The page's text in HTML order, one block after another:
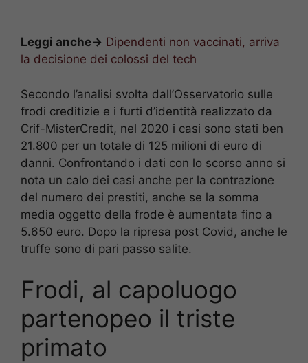
Leggi anche-> Dipendenti non vaccinati, arriva
la decisione dei colossi del tech
Secondo l’analisi svolta dall’Osservatorio sulle
frodi creditizie e i furti d’identità realizzato da
Crif-MisterCredit, nel 2020 i casi sono stati ben
21.800 per un totale di 125 milioni di euro di
danni. Confrontando i dati con lo scorso anno si
nota un calo dei casi anche per la contrazione
del numero dei prestiti, anche se la somma
media oggetto della frode è aumentata fino a
5.650 euro. Dopo la ripresa post Covid, anche le
truffe sono di pari passo salite.
Frodi, al capoluogo
partenopeo il triste
primato